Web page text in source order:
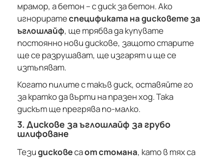
мрамор, а бетон – с диск за бетон. Ако
игнориратеспецификата на дисковете за
ъглошлайф, ще трябва да купувате
постоянно нови дискове, защото старите
ще се разрушават, ще изгарят и ще се
изтъпяват.
Когато пилите с такъв диск, оставяйте го
за кратко да върти на празен ход. Така
дискът ще прегрява по-малко.
3. Дискове за ъглошлайф за грубо
шлифоване
Тезидисковесаот стомана, като в тях са